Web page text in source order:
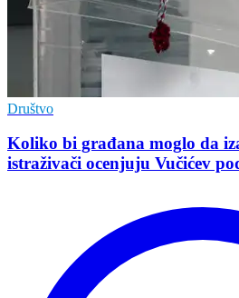
Društvo
Koliko bi građana moglo da
istraživači ocenjuju Vučićev